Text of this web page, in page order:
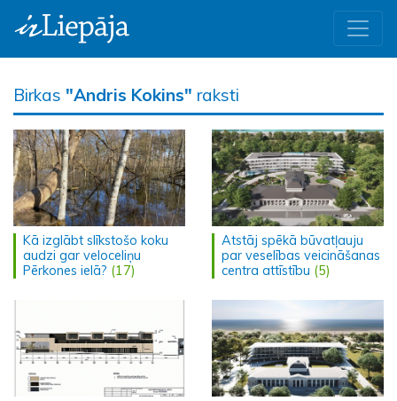
Birkas "Andris Kokins" raksti
Kā izglābt slīkstošo koku
audzi gar veloceliņu
Pērkones ielā? (17)
Atstāj spēkā būvatļauju
par veselības veicināšanas
centra attīstību (5)